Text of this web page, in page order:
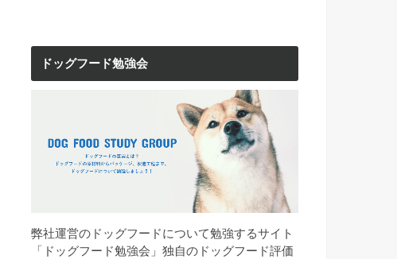
ドッグフード勉強会
弊社運営のドッグフードについて勉強するサイト
「ドッグフード勉強会」独自のドッグフード評価